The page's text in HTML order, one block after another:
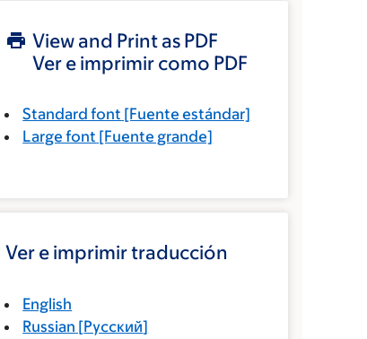
View and Print as PDF
Ver e imprimir como PDF
Standard font [Fuente estándar]
Large font [Fuente grande]
Ver e imprimir traducción
English
Russian [Русский]